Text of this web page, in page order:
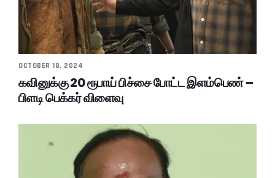
OCTOBER 18, 2024
கவினுக்கு 20 ரூபாய் பிச்சை போட்ட இளம்பெண் –
பிளடி பெக்கர் விளைவு